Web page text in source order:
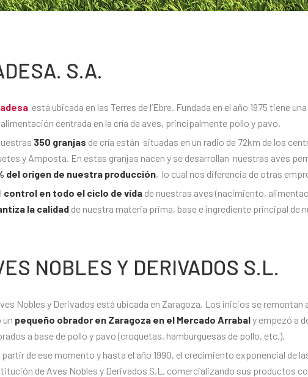
S.A.
está ubicada en las Terres de l’Ebre. Fundada en el año 1975 tiene
alimentación centrada en la cría de aves, principalmente pollo y pavo.
350 granjas de cría están situadas en un radio de 72km de los
y Amposta. En estas granjas nacen y se desarrollan nuestras aves
del origen de nuestra producción, lo cual nos diferencia de otras
control en todo el ciclo de vidade nuestras aves (nacimiento,
la calidadde nuestra materia prima, base e ingrediente principal de
NOBLES Y DERIVADOS S.L.
Nobles y Derivados está ubicada en Zaragoza. Los inicios se remontan
un pequeño obrador en Zaragoza en el Mercado Arrabaly empezó a
a base de pollo y pavo (croquetas, hamburguesas de pollo, etc.).
partir de ese momento y hasta el año 1990, el crecimiento exponencial de
de Aves Nobles y Derivados S.L. comercializando sus productos